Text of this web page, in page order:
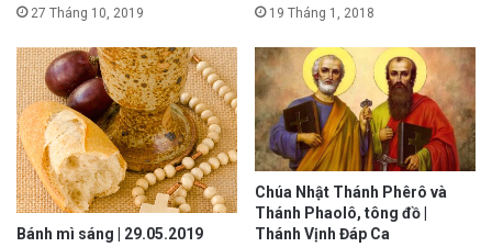
27 Tháng 10, 2019 19 Tháng 1, 2018
Bánh mì sáng | 29.05.2019
Chúa Nhật Thánh Phêrô và
Thánh Phaolô, tông đồ |
Thánh Vịnh Đáp Ca